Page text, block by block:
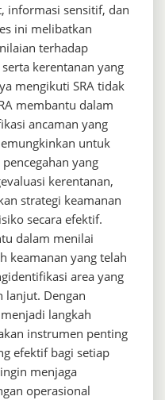
informasi sensitif, dan
ini melibatkan
terhadap
kerentanan yang
mengikuti SRA tidak
membantu dalam
ancaman yang
untuk
yang
kerentanan,
strategi keamanan
secara efektif.
dalam menilai
keamanan yang telah
area yang
lanjut. Dengan
langkah
instrumen penting
efektif bagi setiap
menjaga
operasional